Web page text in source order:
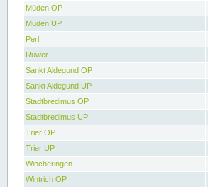
Müden OP
Müden UP
Perl
Ruwer
Sankt Aldegund OP
Sankt Aldegund UP
Stadtbredimus OP
Stadtbredimus UP
Trier OP
Trier UP
Wincheringen
Wintrich OP